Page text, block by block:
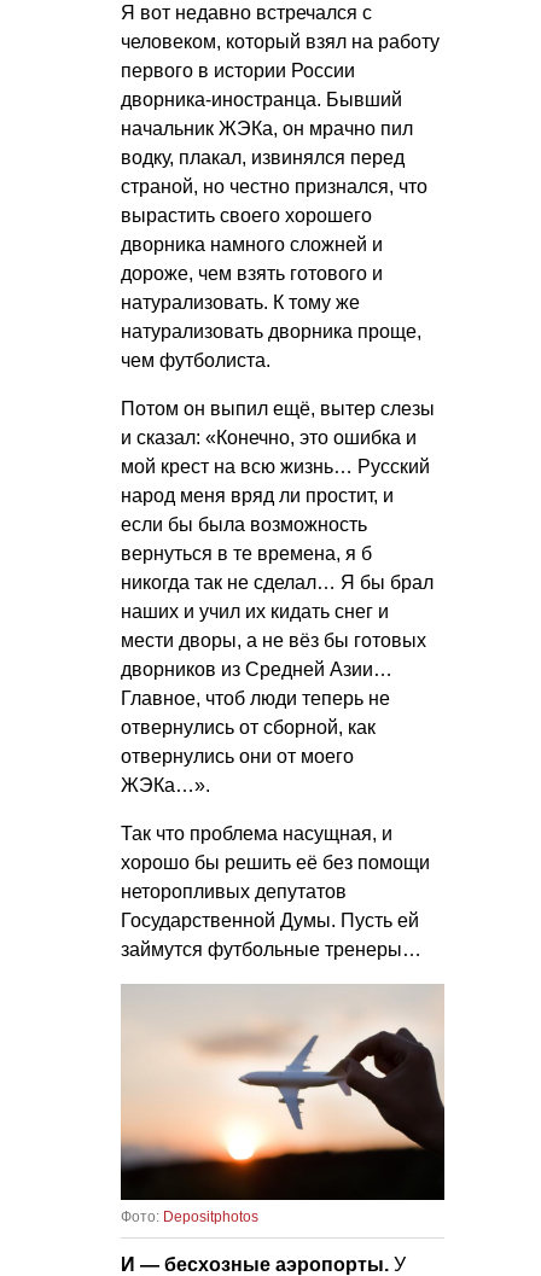
Я вот недавно встречался с
человеком, который взял на работу
первого в истории России
дворника-иностранца. Бывший
начальник ЖЭКа, он мрачно пил
водку, плакал, извинялся перед
страной, но честно признался, что
вырастить своего хорошего
дворника намного сложней и
дороже, чем взять готового и
натурализовать. К тому же
натурализовать дворника проще,
чем футболиста.
Потом он выпил ещё, вытер слезы
и сказал: «Конечно, это ошибка и
мой крест на всю жизнь… Русский
народ меня вряд ли простит, и
если бы была возможность
вернуться в те времена, я б
никогда так не сделал… Я бы брал
наших и учил их кидать снег и
мести дворы, а не вёз бы готовых
дворников из Средней Азии…
Главное, чтоб люди теперь не
отвернулись от сборной, как
отвернулись они от моего
ЖЭКа…».
Так что проблема насущная, и
хорошо бы решить её без помощи
неторопливых депутатов
Государственной Думы. Пусть ей
займутся футбольные тренеры…
Фото: Depositphotos
И — бесхозные аэропорты. У